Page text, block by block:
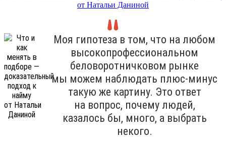
Моя гипотеза в том, что на любом
высокопрофессиональном
беловоротничковом рынке
мы можем наблюдать плюс-минус
такую же картину. Это ответ
на вопрос, почему людей,
казалось бы, много, а выбрать
некого.